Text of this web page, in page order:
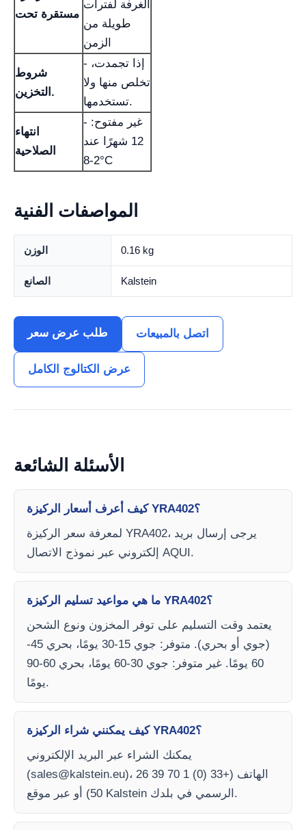
مستقرة تحت
الغرفة لفترات
طويلة من
الزمن
شروط
التخزين.
- إذا تجمدت،
تخلص منها ولا
تستخدمها.
انتهاء
الصلاحية
- غير مفتوح:
12 شهرًا عند
2-8°C
المواصفات الفنية
الوزن 0.16 kg
الصانع Kalstein
طلب عرض سعر اتصل بالمبيعات
عرض الكتالوج الكامل
الأسئلة الشائعة
كيف أعرف أسعار الركيزة YRA402؟
لمعرفة سعر الركيزة YRA402، يرجى إرسال بريد
إلكتروني عبر نموذج الاتصال AQUI.
ما هي مواعيد تسليم الركيزة YRA402؟
يعتمد وقت التسليم على توفر المخزون ونوع الشحن
(جوي أو بحري). متوفر: جوي 15-30 يومًا، بحري 45-
60 يومًا. غير متوفر: جوي 30-60 يومًا، بحري 60-90
يومًا.
كيف يمكنني شراء الركيزة YRA402؟
يمكنك الشراء عبر البريد الإلكتروني
(sales@kalstein.eu)، الهاتف (+33 (0) 1 70 39 26
50) أو عبر موقع Kalstein الرسمي في بلدك.